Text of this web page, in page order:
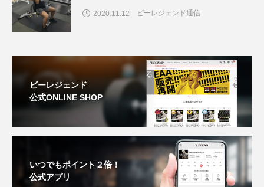
2020.11.12 ビーレジェンド通信
ビーレジェンド
公式ONLINE SHOP
いつでもポイント２倍！
公式アプリ